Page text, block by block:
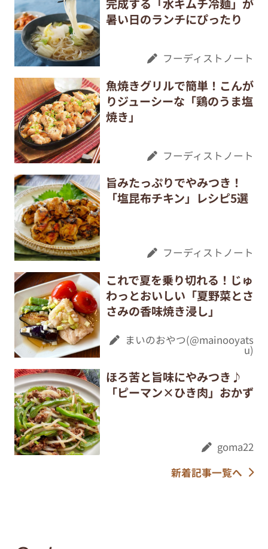
完成する「水キムチ冷麺」が
暑い日のランチにぴったり
フーディストノート
魚焼きグリルで簡単！こんが
りジューシーな「鶏のうま塩
焼き」
フーディストノート
旨みたっぷりでやみつき！
「塩昆布チキン」レシピ5選
フーディストノート
これで夏を乗り切れる！じゅ
わっとおいしい「夏野菜とさ
さみの香味焼き浸し」
まいのおやつ(@mainooyats
u)
ほろ苦と旨味にやみつき♪
「ピーマン×ひき肉」おかず
goma22
新着記事一覧へ